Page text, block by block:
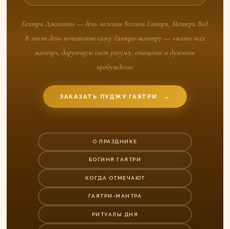
Гаятри Джаянти — день явления Богини Гаятри, Матери Вед.
В этот день почитают саму Гаятри-мантру — «мать всех
мантр», дарующую свет разуму, очищение и духовное
пробуждение
ЗАКАЗАТЬ ПУДЖУ ГАЯТРИ →
О ПРАЗДНИКЕ
БОГИНЯ ГАЯТРИ
КОГДА ОТМЕЧАЮТ
ГАЯТРИ-МАНТРА
РИТУАЛЫ ДНЯ